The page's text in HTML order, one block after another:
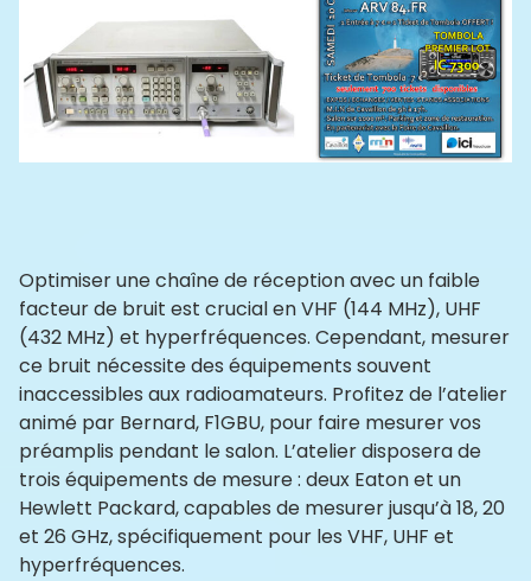
Optimiser une chaîne de réception avec un faible
facteur de bruit est crucial en VHF (144 MHz), UHF
(432 MHz) et hyperfréquences. Cependant, mesurer
ce bruit nécessite des équipements souvent
inaccessibles aux radioamateurs. Profitez de l’atelier
animé par Bernard, F1GBU, pour faire mesurer vos
préamplis pendant le salon. L’atelier disposera de
trois équipements de mesure : deux Eaton et un
Hewlett Packard, capables de mesurer jusqu’à 18, 20
et 26 GHz, spécifiquement pour les VHF, UHF et
hyperfréquences.